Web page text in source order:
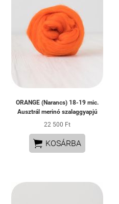
ORANGE (Narancs) 18-19 mic.
Ausztrál merinó szalaggyapjú
22 500 Ft
 KOSÁRBA